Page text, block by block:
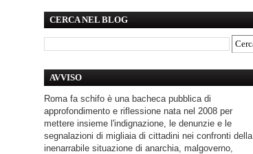
CERCA NEL BLOG
AVVISO
Roma fa schifo è una bacheca pubblica di
approfondimento e riflessione nata nel 2008 per
mettere insieme l'indignazione, le denunzie e le
segnalazioni di migliaia di cittadini nei confronti della
inenarrabile situazione di anarchia, malgoverno,